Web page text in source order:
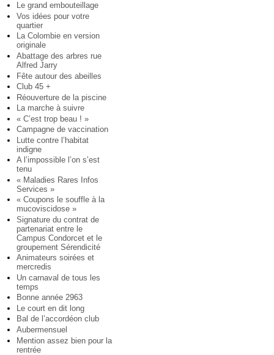
Le grand embouteillage
Vos idées pour votre
quartier
La Colombie en version
originale
Abattage des arbres rue
Alfred Jarry
Fête autour des abeilles
Club 45 +
Réouverture de la piscine
La marche à suivre
« C’est trop beau ! »
Campagne de vaccination
Lutte contre l’habitat
indigne
A l’impossible l’on s’est
tenu
« Maladies Rares Infos
Services »
« Coupons le souffle à la
mucoviscidose »
Signature du contrat de
partenariat entre le
Campus Condorcet et le
groupement Sérendicité
Animateurs soirées et
mercredis
Un carnaval de tous les
temps
Bonne année 2963
Le court en dit long
Bal de l’accordéon club
Aubermensuel
Mention assez bien pour la
rentrée